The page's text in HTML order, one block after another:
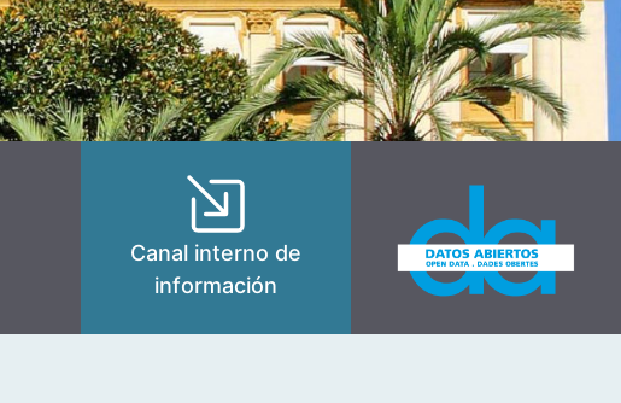
Canal interno de
información